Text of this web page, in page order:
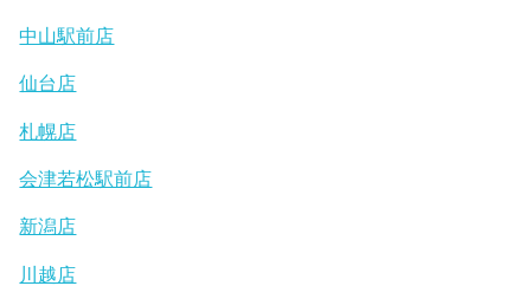
中山駅前店
仙台店
札幌店
会津若松駅前店
新潟店
川越店